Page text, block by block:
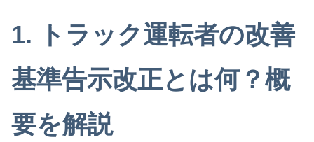
1. トラック運転者の改善
基準告示改正とは何？概
要を解説